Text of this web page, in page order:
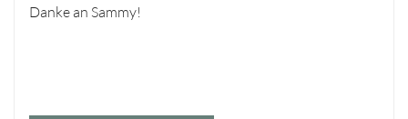
Danke an Sammy!